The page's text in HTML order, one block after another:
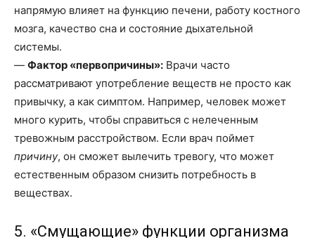
напрямую влияет на функцию печени, работу костного
мозга, качество сна и состояние дыхательной
системы.
— Фактор «первопричины»: Врачи часто
рассматривают употребление веществ не просто как
привычку, а как симптом. Например, человек может
много курить, чтобы справиться с нелеченным
тревожным расстройством. Если врач поймет
причину, он сможет вылечить тревогу, что может
естественным образом снизить потребность в
веществах.
5. «Смущающие» функции организма